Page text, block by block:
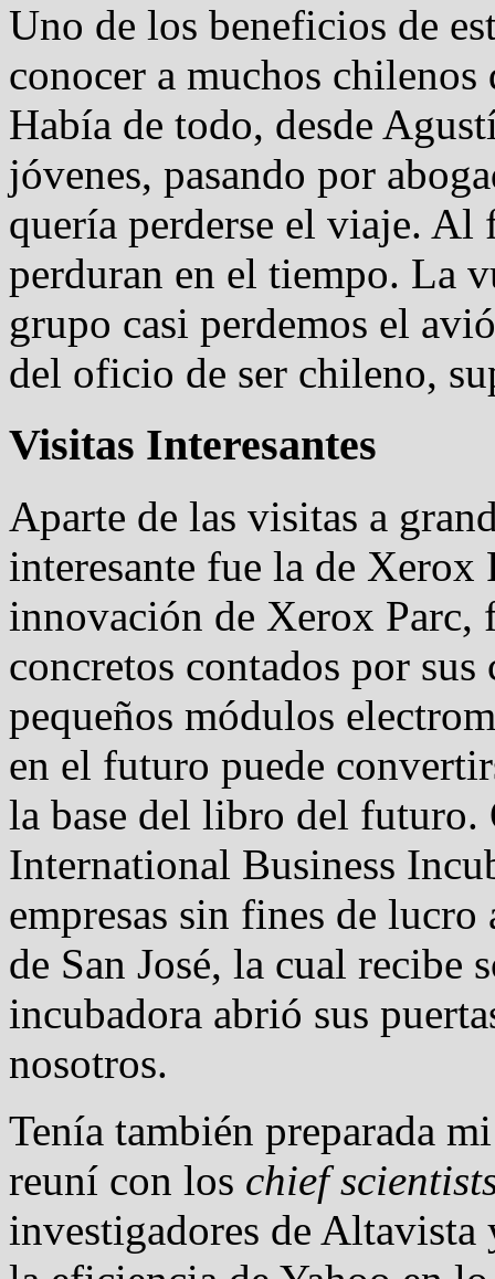
Uno de los beneficios de
conocer a muchos
Había de todo, desde
jóvenes, pasando por
quería perderse el viaje. Al
perduran en el tiempo. La
grupo casi perdemos el
del oficio de ser chileno,
Visitas Interesantes
Aparte de las visitas a
interesante fue la de Xerox
innovación de Xerox Parc,
concretos contados por sus
pequeños módulos
en el futuro puede
la base del libro del futuro.
International Business
empresas sin fines de
de San José, la cual recibe
incubadora abrió sus
nosotros.
Tenía también preparada
reuní con los chief
investigadores de Altavista